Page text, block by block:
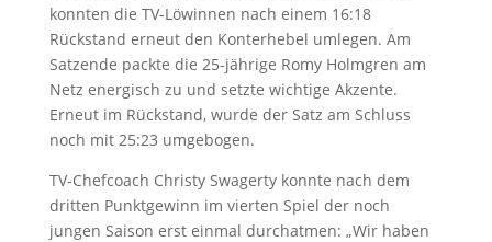
konnten die TV-Löwinnen nach einem 16:18
Rückstand erneut den Konterhebel umlegen. Am
Satzende packte die 25-jährige Romy Holmgren am
Netz energisch zu und setzte wichtige Akzente.
Erneut im Rückstand, wurde der Satz am Schluss
noch mit 25:23 umgebogen.
TV-Chefcoach Christy Swagerty konnte nach dem
dritten Punktgewinn im vierten Spiel der noch
jungen Saison erst einmal durchatmen: „Wir haben